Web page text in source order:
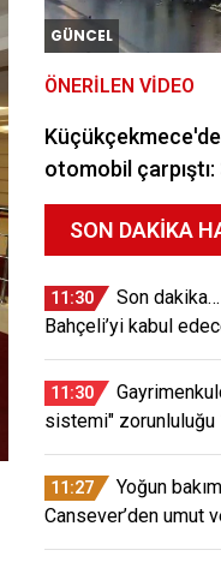
GÜNCEL
ÖNERILEN VIDEO
otomobil
SON DAKIKA
11:30
Son
Bahçeli’yi kabul
11:30
sistemi"
11:27
Yoğun
Cansever’den umut